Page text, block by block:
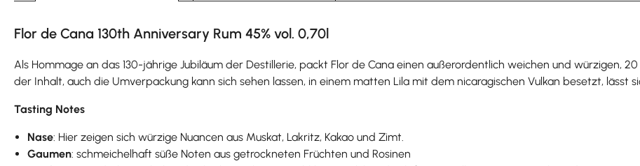
Flor de Cana 130th Anniversary Rum 45% vol. 0,70l
Als Hommage an das 130-jährige Jubiläum der Destillerie, packt Flor de Cana einen außerordentlich weichen und würzigen,
der Inhalt, auch die Umverpackung kann sich sehen lassen, in einem matten Lila mit dem nicaragischen Vulkan besetzt, lässt
Tasting Notes
Nase: Hier zeigen sich würzige Nuancen aus Muskat, Lakritz, Kakao und Zimt.
Gaumen: schmeichelhaft süße Noten aus getrockneten Früchten und Rosinen